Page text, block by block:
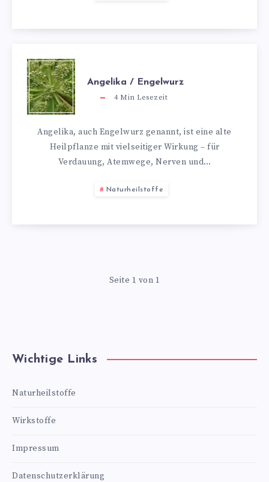
Angelika / Engelwurz
4Min Lesezeit
Angelika, auch Engelwurz genannt, ist eine alte
Heilpflanze mit vielseitiger Wirkung – für
Verdauung, Atemwege, Nerven und…
Naturheilstoffe
Seite 1 von 1
Wichtige Links
Naturheilstoffe
Wirkstoffe
Impressum
Datenschutzerklärung